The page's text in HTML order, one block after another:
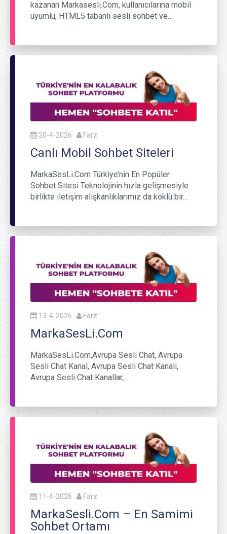
kazanan Markasesli.Com, kullanıcılarına mobil
uyumlu, HTML5 tabanlı sesli sohbet ve…
20-4-2026 Farz
Canlı Mobil Sohbet Siteleri
MarkaSesLi.Com Türkiye’nin En Popüler
Sohbet Sitesi Teknolojinin hızla gelişmesiyle
birlikte iletişim alışkanlıklarımız da köklü bir…
13-4-2026 Farz
MarkaSesLi.Com
MarkaSesLi.Com,Avrupa Sesli Chat, Avrupa
Sesli Chat Kanal, Avrupa Sesli Chat Kanalı,
Avrupa Sesli Chat Kanallar,…
11-4-2026 Farz
MarkaSesli.Com – En Samimi
Sohbet Ortamı